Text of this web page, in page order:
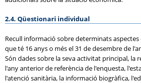
2.4. Qüestionari individual
Recull informació sobre determinats
que té 16 anys o més el 31 de desembre de
Són dades sobre la seva activitat principal, la
l'any anterior de referència de l'enquesta,
l'atenció sanitària, la informació biogràfica,